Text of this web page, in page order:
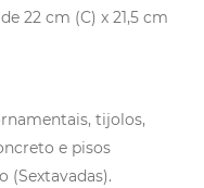
22 cm (C) x 21,5 cm
tijolos,
e pisos
(Sextavadas).